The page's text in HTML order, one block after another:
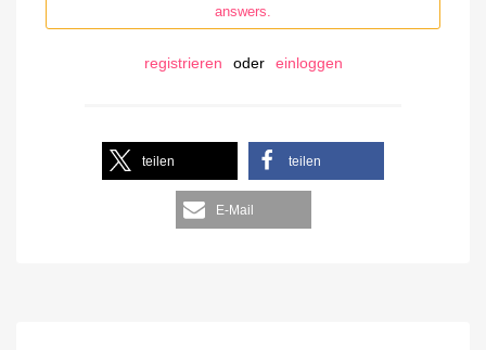
answers.
registrieren oder einloggen
teilen teilen
E-Mail